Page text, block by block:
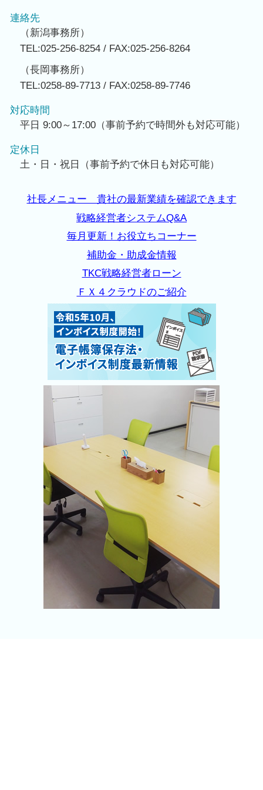
連絡先
（新潟事務所）
TEL:025-256-8254 / FAX:025-256-8264
（長岡事務所）
TEL:0258-89-7713 / FAX:0258-89-7746
対応時間
平日 9:00～17:00（事前予約で時間外も対応可能）
定休日
土・日・祝日（事前予約で休日も対応可能）
社長メニュー 貴社の最新業績を確認できます
戦略経営者システムQ&A
毎月更新！お役立ちコーナー
補助金・助成金情報
TKC戦略経営者ローン
ＦＸ４クラウドのご紹介